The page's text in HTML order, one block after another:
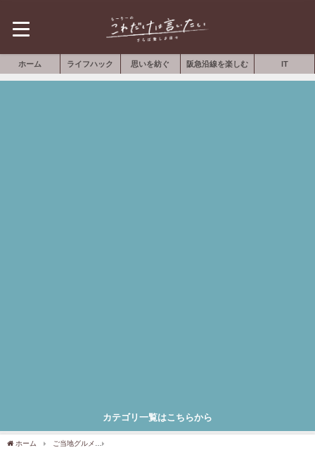
ホーム ライフハック 思いを紡ぐ 阪急沿線を楽しむ IT
カテゴリ一覧はこちらから
ホーム ご当地グルメ